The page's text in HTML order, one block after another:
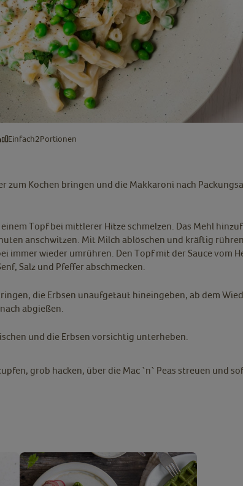
Einfach2Portionen
zum Kochen bringen und die Makkaroni nach
Topf bei mittlerer Hitze schmelzen. Das Mehl
anschwitzen. Mit Milch ablöschen und kräftig
immer wieder umrühren. Den Topf mit der Sauce vom
Salz und Pfeffer abschmecken.
die Erbsen unaufgetaut hineingeben, ab dem
abgießen.
und die Erbsen vorsichtig unterheben.
grob hacken, über die Mac `n` Peas streuen und